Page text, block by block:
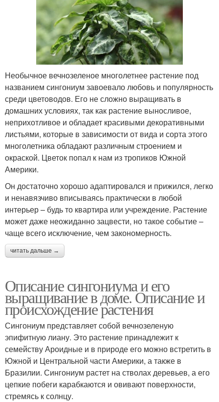
Необычное вечнозеленое многолетнее растение под
названием сингониум завоевало любовь и популярность
среди цветоводов. Его не сложно выращивать в
домашних условиях, так как растение выносливое,
неприхотливое и обладает красивыми декоративными
листьями, которые в зависимости от вида и сорта этого
многолетника обладают различным строением и
окраской. Цветок попал к нам из тропиков Южной
Америки.
Он достаточно хорошо адаптировался и прижился, легко
и ненавязчиво вписываясь практически в любой
интерьер – будь то квартира или учреждение. Растение
может даже неожиданно зацвести, но такое событие –
чаще всего исключение, чем закономерность.
читать дальше →
Описание сингониума и его
выращивание в доме. Описание и
происхождение растения
Сингониум представляет собой вечнозеленую
эпифитную лиану. Это растение принадлежит к
семейству Ароидные и в природе его можно встретить в
Южной и Центральной части Америки, а также в
Бразилии. Сингониум растет на стволах деревьев, а его
цепкие побеги карабкаются и овивают поверхности,
стремясь к солнцу.